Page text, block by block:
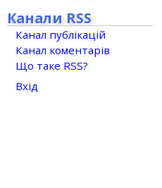
Канали RSS
Канал публікацій
Канал коментарів
Що таке RSS?
Вхід